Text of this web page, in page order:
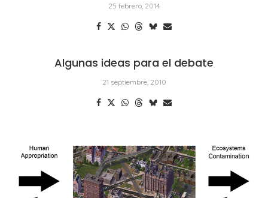
25 febrero, 2014
Algunas ideas para el debate
21 septiembre, 2010